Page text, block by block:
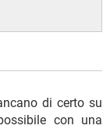
di certo su
con una